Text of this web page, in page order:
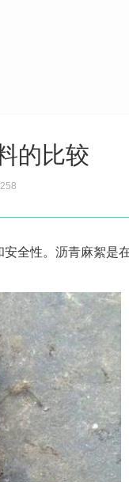
的比较
全性。 沥青麻絮是